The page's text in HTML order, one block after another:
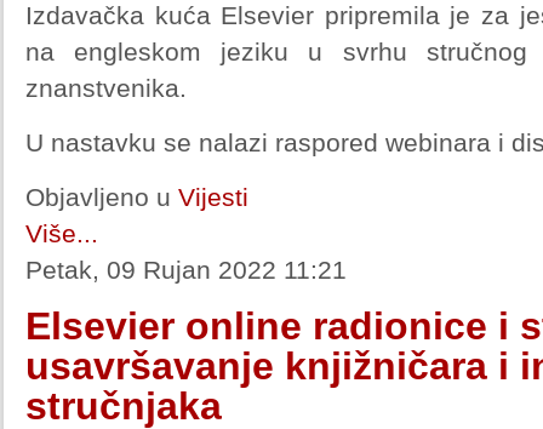
Izdavačka kuća Elsevier pripremila je za
na engleskom jeziku u svrhu stručnog
znanstvenika.
U nastavku se nalazi raspored webinara i
Objavljeno u Vijesti
Više...
Petak, 09 Rujan 2022 11:21
Elsevier online radionice i
usavršavanje knjižničara i
stručnjaka